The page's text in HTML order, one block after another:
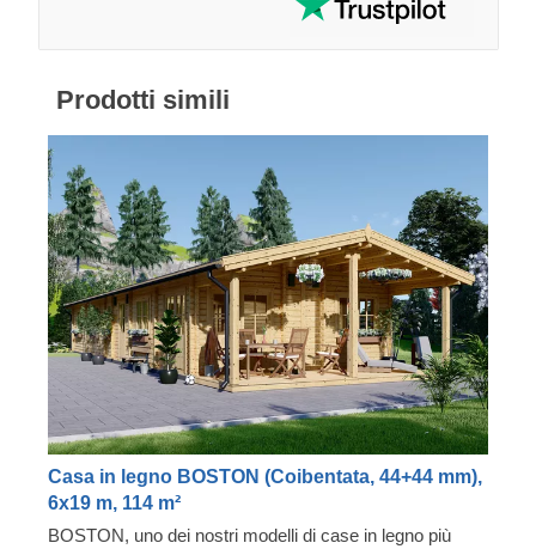
Prodotti simili
Casa in legno BOSTON (Coibentata, 44+44 mm),
6x19 m, 114 m²
BOSTON, uno dei nostri modelli di case in legno più